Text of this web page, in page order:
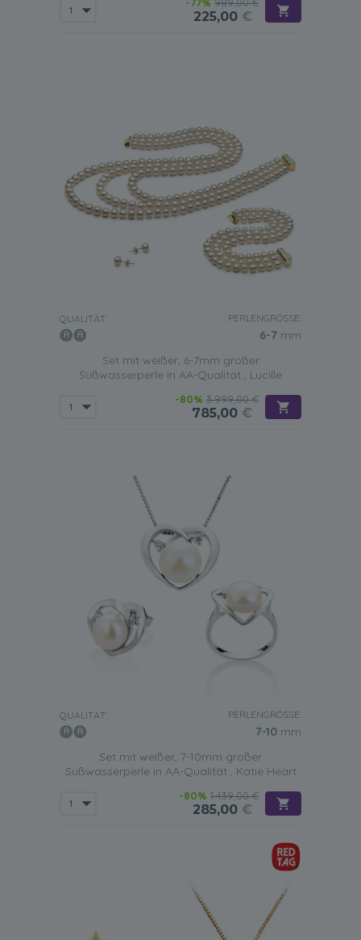
225,00 €
QUALITÄT: PERLENGRÖSSE:
6-7 mm
Set mit weißer, 6-7mm großer
Süßwasserperle in AA-Qualität , Lucille
-80% 3.999,00 €
785,00 €
QUALITÄT: PERLENGRÖSSE:
7-10 mm
Set mit weißer, 7-10mm großer
Süßwasserperle in AA-Qualität , Katie Heart
-80% 1.439,00 €
285,00 €